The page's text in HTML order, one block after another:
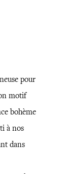
pour
motif
bohème
à nos
dans